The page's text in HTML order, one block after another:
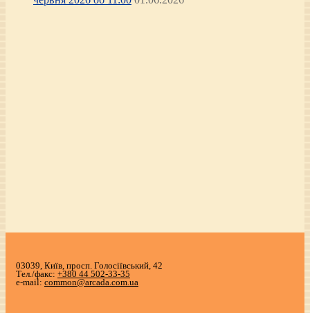
03039, Київ, просп. Голосіївський, 42
Тел./факс: +380 44 502-33-35
e-mail: common@arcada.com.ua